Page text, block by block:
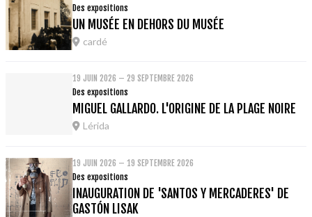
Des expositions
UN MUSÉE EN DEHORS DU MUSÉE
cardé
19 JUIN 2026 – 29 SEPTEMBRE 2026
Des expositions
MIGUEL GALLARDO. L'ORIGINE DE LA PLAGE NOIRE
Lérida
19 JUIN 2026 – 19 SEPTEMBRE 2026
Des expositions
INAUGURATION DE 'SANTOS Y MERCADERES' DE
GASTÓN LISAK